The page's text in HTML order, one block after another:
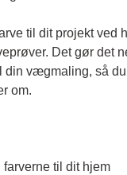
til dit projekt ved
Det gør det
din vægmaling, så
om.
farverne til dit hjem